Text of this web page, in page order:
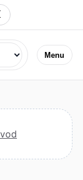
Menu
Jazyk